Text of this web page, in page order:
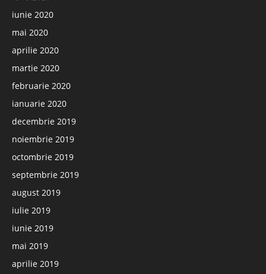
iunie 2020
mai 2020
aprilie 2020
martie 2020
februarie 2020
ianuarie 2020
decembrie 2019
noiembrie 2019
octombrie 2019
septembrie 2019
august 2019
iulie 2019
iunie 2019
mai 2019
aprilie 2019